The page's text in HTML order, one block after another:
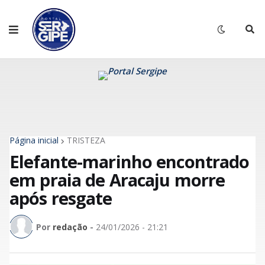
Página inicial TRISTEZA
Elefante-marinho encontrado
em praia de Aracaju morre
após resgate
Por redação - 24/01/2026 - 21:21